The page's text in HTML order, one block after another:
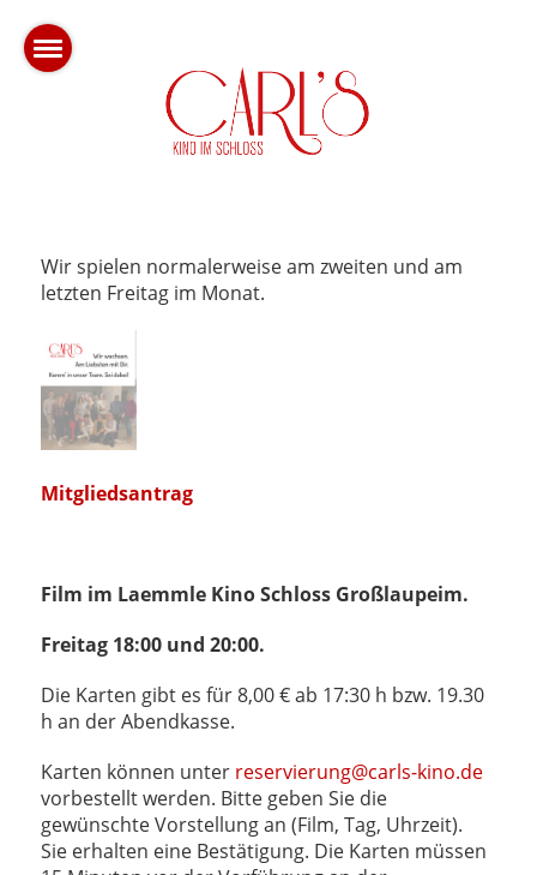
Wir spielen normalerweise am zweiten und am
letzten Freitag im Monat.
Mitgliedsantrag
Film im Laemmle Kino Schloss Großlaupeim.
Freitag 18:00 und 20:00.
Die Karten gibt es für 8,00 € ab 17:30 h bzw. 19.30
h an der Abendkasse.
Karten können unter reservierung@carls-kino.de
vorbestellt werden. Bitte geben Sie die
gewünschte Vorstellung an (Film, Tag, Uhrzeit).
Sie erhalten eine Bestätigung. Die Karten müssen